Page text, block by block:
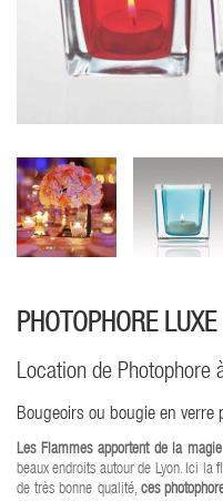
PHOTOPHORE LUXE
Location de Photophore
Bougeoirs ou bougie en verre
Les Flammes apportent de la
beaux endroits autour de Lyon. Ici la
de très bonne qualité, ces